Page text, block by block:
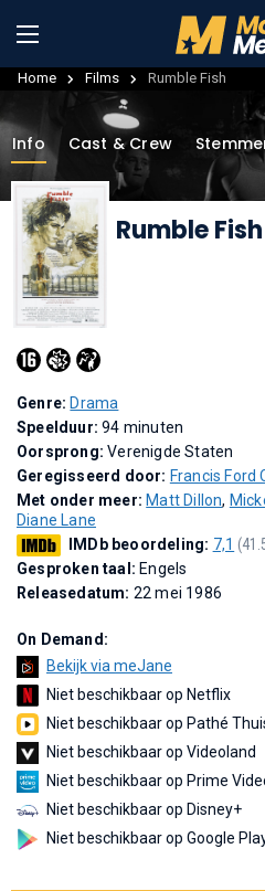
Home Films Rumble Fish
Info Cast & Crew
Rumble
Genre: Drama
Speelduur:94 minuten
Oorsprong:Verenigde Staten
Geregisseerd door: Francis Ford
Met onder meer: Matt Dillon,
Diane Lane
IMDb beoordeling: 7,1
Gesproken taal: Engels
Releasedatum: 22 mei 1986
On Demand:
Bekijk via meJane
Niet beschikbaar op Netflix
Niet beschikbaar op Pathé
Niet beschikbaar op Videoland
Niet beschikbaar op Prime
Niet beschikbaar op Disney+
Niet beschikbaar op Google